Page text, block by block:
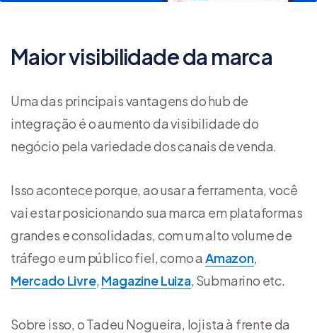
Maior visibilidade da marca
Uma das principais vantagens do hub de
integração é o aumento da visibilidade do
negócio pela variedade dos canais de venda.
Isso acontece porque, ao usar a ferramenta, você
vai estar posicionando sua marca em plataformas
grandes e consolidadas, com um alto volume de
tráfego e um público fiel, como a Amazon,
Mercado Livre, Magazine Luiza, Submarino etc.
Sobre isso, o Tadeu Nogueira, lojista à frente da